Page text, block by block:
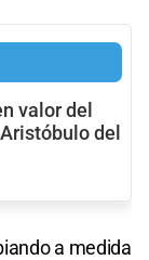
valor del
del
a medida